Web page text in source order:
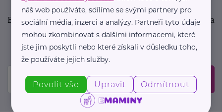
v náročném období nebo zpříjemní rodinný život.
Buďte první, kdo se dozví o nových článcích, akcích a
událostech. Prosíme, potvrďte odběr ve vaší e-
mailové schránce.
Odeslat
náš web používáte, sdílíme se svými partnery pro
sociální média, inzerci a analýzy. Partneři tyto údaje
mohou zkombinovat s dalšími informacemi, které
jste jim poskytli nebo které získali v důsledku toho,
že používáte jejich služby.
Povolit vše Upravit Odmítnout